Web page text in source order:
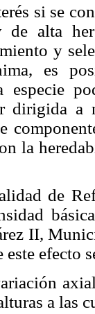
si se
de alta
y
es
especie
dirigida
la
de
II,
efecto
a las